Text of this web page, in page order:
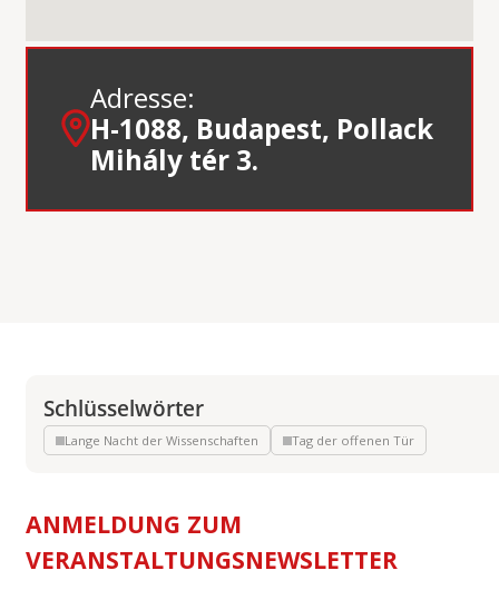
Adresse:
H-1088, Budapest, Pollack
Mihály tér 3.
Schlüsselwörter
Lange Nacht der Wissenschaften Tag der offenen Tür
ANMELDUNG ZUM
VERANSTALTUNGSNEWSLETTER